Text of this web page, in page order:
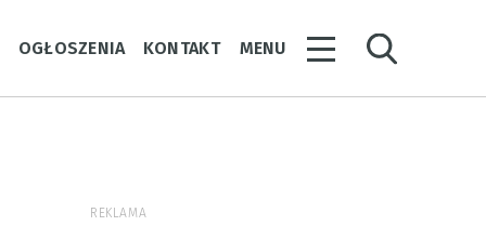
OGŁOSZENIA KONTAKT MENU
REKLAMA